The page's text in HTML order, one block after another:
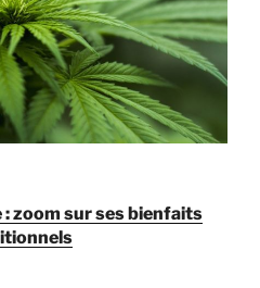
: zoom sur ses bienfaits